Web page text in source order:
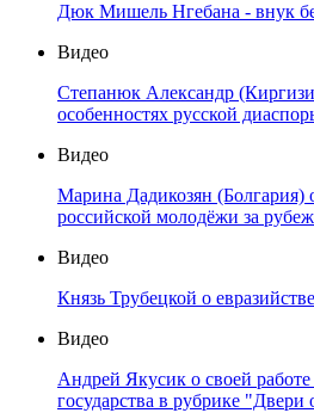
Дюк Мишель Нгебана - внук
Видео
Степанюк Александр
особенностях русской
Видео
Марина Дадикозян (Болгария)
российской молодёжи за
Видео
Князь Трубецкой о
Видео
Андрей Якусик о своей
государства в рубрике "Двери